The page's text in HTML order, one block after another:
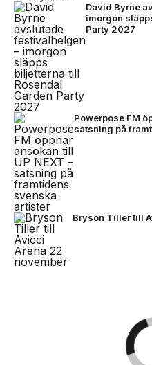
David Byrne
imorgon
Party 2027
Powerpose FM
satsning på
Bryson Tiller till